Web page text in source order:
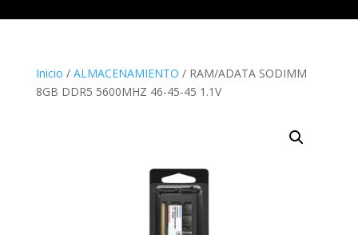
Inicio / ALMACENAMIENTO / RAM/ADATA SODIMM
8GB DDR5 5600MHZ 46-45-45 1.1V